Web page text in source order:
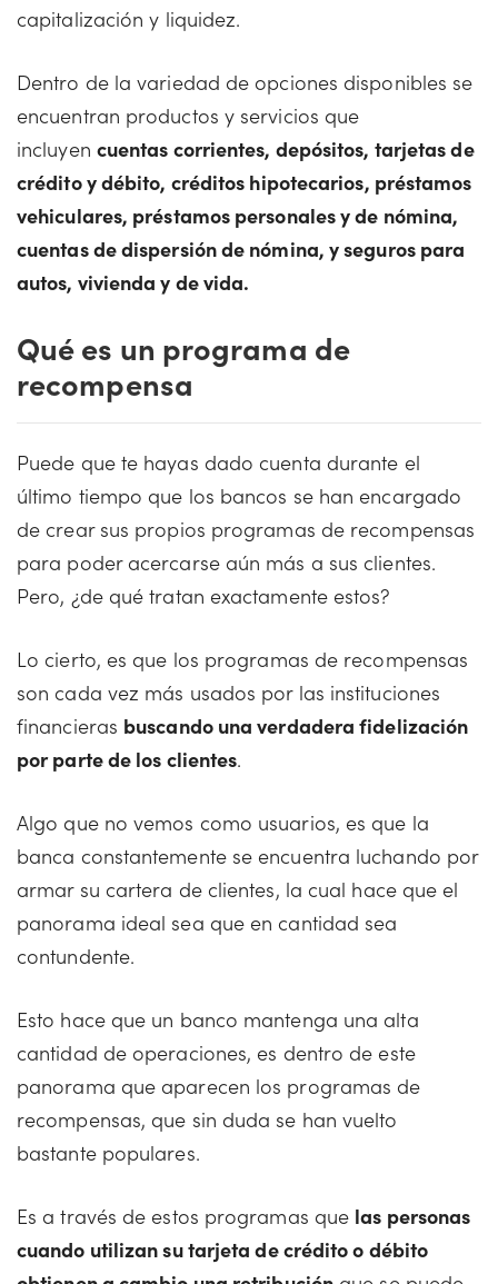
capitalización y liquidez.
Dentro de la variedad de opciones disponibles se
encuentran productos y servicios que
incluyen cuentas corrientes, depósitos, tarjetas de
crédito y débito, créditos hipotecarios, préstamos
vehiculares, préstamos personales y de nómina,
cuentas de dispersión de nómina, y seguros para
autos, vivienda y de vida.
Qué es un programa de
recompensa
Puede que te hayas dado cuenta durante el
último tiempo que los bancos se han encargado
de crear sus propios programas de recompensas
para poder acercarse aún más a sus clientes.
Pero, ¿de qué tratan exactamente estos?
Lo cierto, es que los programas de recompensas
son cada vez más usados por las instituciones
financieras buscando una verdadera fidelización
por parte de los clientes.
Algo que no vemos como usuarios, es que la
banca constantemente se encuentra luchando por
armar su cartera de clientes, la cual hace que el
panorama ideal sea que en cantidad sea
contundente.
Esto hace que un banco mantenga una alta
cantidad de operaciones, es dentro de este
panorama que aparecen los programas de
recompensas, que sin duda se han vuelto
bastante populares.
Es a través de estos programas que las personas
cuando utilizan su tarjeta de crédito o débito